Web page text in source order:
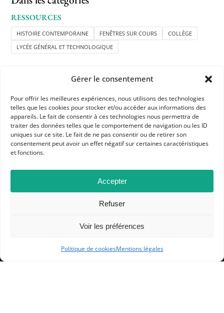
Gérer le consentement
Pour offrir les meilleures expériences, nous utilisons des technologies
telles que les cookies pour stocker et/ou accéder aux informations des
appareils. Le fait de consentir à ces technologies nous permettra de
traiter des données telles que le comportement de navigation ou les ID
uniques sur ce site. Le fait de ne pas consentir ou de retirer son
consentement peut avoir un effet négatif sur certaines caractéristiques
et fonctions.
Accepter
Refuser
Voir les préférences
Politique de cookiesMentions légales
RESSOURCES
HISTOIRE CONTEMPORAINE FENÊTRES SUR COURS
COLLÈGE
LYCÉE GÉNÉRAL ET TECHNOLOGIQUE
APHG
Association des professeurs d'histoire et géographie
BP 6541 – 75065 Paris Cedex 02
MENTIONS LÉGALES